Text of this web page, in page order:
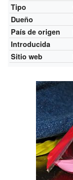
Tipo
Dueño
País de origen
Introducida
Sitio web